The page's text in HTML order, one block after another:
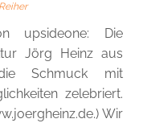
upsideone: Die
Jörg Heinz aus
Schmuck mit
zelebriert.
Wir